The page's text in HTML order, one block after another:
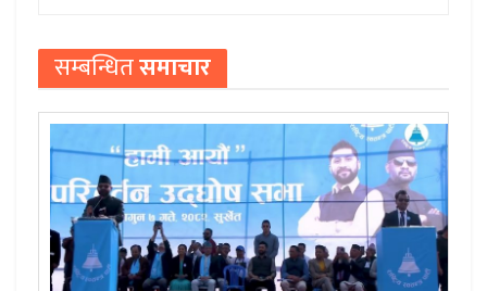
सम्बन्धितसमाचार